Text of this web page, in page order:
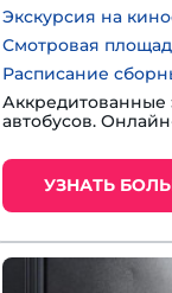
Экскурсия на
Смотровая
Расписание
Аккредитованные
автобусов.
УЗНАТЬ